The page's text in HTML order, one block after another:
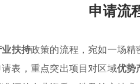
申请流
业扶持政策的流程，宛如一场
表，重点突出项目对区域优势